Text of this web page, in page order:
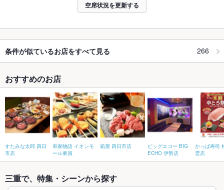
空席状況を更新する
条件が似ているお店をすべて見る 266
おすすめのお店
すたみな太郎 四日
市店
串家物語 イオンモ
ール東員
箱屋 四日市店
ビッグエコー BIG
ECHO 伊勢店
かっぱ寿司
雲店
三重で、特集・シーンから探す